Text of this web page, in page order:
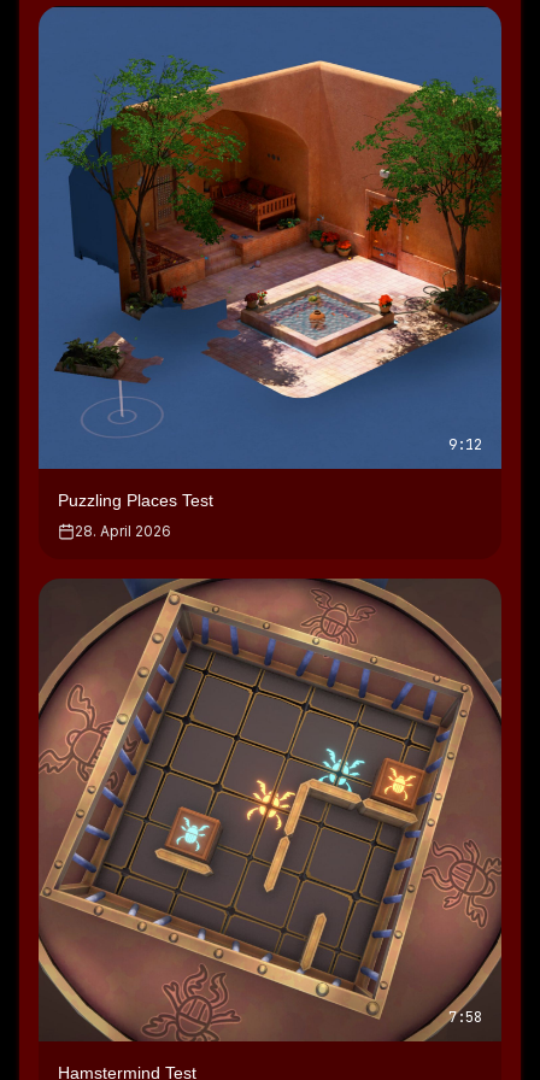
Speaker 1: Die gehen alle sofort automatisch rein.
Speaker 1: also wenn ich halt irgendwo eine Maschine
baue, die einen Arbeiter bzw.
Speaker 1: ein Kobalter erfordert, gehen die da
automatisch hin.
Speaker 1: Ich muss die jetzt halt noch nicht zusätzlich
navigieren.
Speaker 1: man muss halt nur diese ganzen Wege von
den Rohren, von den Leitungen, vom Schächten.
Speaker 1: Das muss man halt ein bisschen steuern.
Speaker 1: Also wenn ich sobald ich halt zwei Rohre
Speaker 1: Da habe ich jetzt so einen Vier-Eck mit in jeder
Ecke kommenden Rohr.
verbunden?
Speaker 1: Dafür hast du dann verschiedene
Einstellungen.
Speaker 1: Wir haben halt so einen Schraubenschüssel,
mit dem wir dann Richtung vorgeben können.
Speaker 1: Wir hatten noch andere Gerätschaften wie zum
Beispiel den Sortierer der sortiert halt die Ressourcen ...
oder einen Aufteiler, wenn ich jetzt zum Beispiel
Einschacht habe, wo Kohle ist.
Speaker 1: Und dann platzte ich dann ein Aufteilern und
sage halt, hey links soll er einzeln... ...und rechts soll er ein
einzeln?
Speaker 1: Dann wird das immer schön aufgeteilt halt!
Speaker 1: Und ja…
Speaker 0: Okay.
9:12
Puzzling Places Test
28. April 2026
7:58
Hamstermind Test